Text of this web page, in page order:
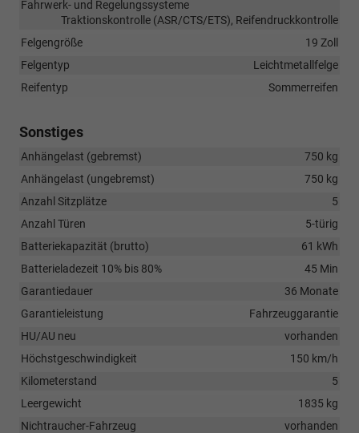
Fahrwerk- und Regelungssysteme
Traktionskontrolle (ASR/CTS/ETS), Reifendruckkontrolle
Felgengröße
19 Zoll
Felgentyp
Leichtmetallfelge
Reifentyp
Sommerreifen
Sonstiges
Anhängelast (gebremst)
750 kg
Anhängelast (ungebremst)
750 kg
Anzahl Sitzplätze
5
Anzahl Türen
5-türig
Batteriekapazität (brutto)
61 kWh
Batterieladezeit 10% bis 80%
45 Min
Garantiedauer
36 Monate
Garantieleistung
Fahrzeuggarantie
HU/AU neu
vorhanden
Höchstgeschwindigkeit
150 km/h
Kilometerstand
5
Leergewicht
1835 kg
Nichtraucher-Fahrzeug
vorhanden